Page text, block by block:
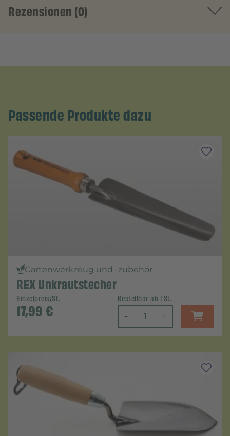
Rezensionen (0)
Passende Produkte dazu
Gartenwerkzeug und -zubehör
REX Unkrautstecher
Einzelpreis/St.
17,99€
Bestellbar ab 1 St.
- +